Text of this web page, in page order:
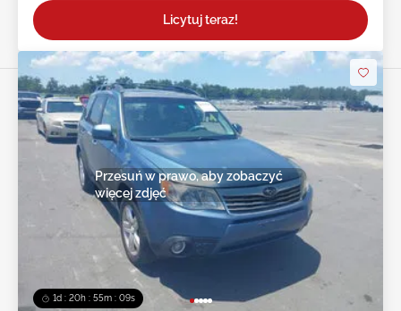
Licytuj teraz!
1d : 20h : 55m : 07s
Przesuń w prawo, aby zobaczyć
więcej zdjęć